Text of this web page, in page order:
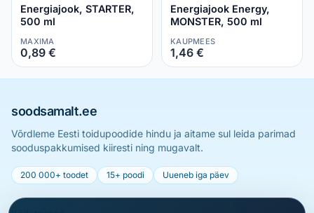
Energiajook, STARTER,
500 ml
MAXIMA
0,89 €
Energiajook Energy,
MONSTER, 500 ml
KAUPMEES
1,46 €
soodsamalt.ee
Võrdleme Eesti toidupoodide hindu ja aitame sul leida parimad
sooduspakkumised kiiresti ning mugavalt.
200 000+ toodet 15+ poodi Uueneb iga päev